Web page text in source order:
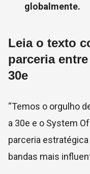
globalmente.
Leia o texto
parceria
30e
“Temos o orgulho
a 30e e o System
parceria
bandas mais